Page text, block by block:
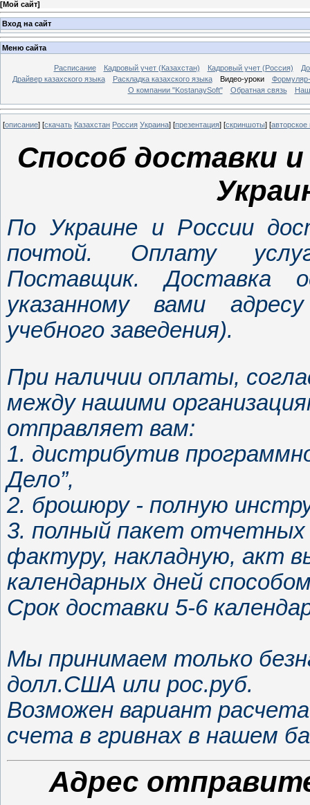
[Мой сайт]
Вход на сайт
Меню сайта
Расписание Кадровый учет (Казахстан) Кадровый учет (Россия)
Драйвер казахского языка
Раскладка казахского языка Видео-уроки
Формуляр-
О компании "KostanaySoft"
Обратная связь
[описание] [скачать Казахстан Россия Украина] [презентация] [скриншоты] [авторское
Способ доставки
По Украине и России
почтой. Оплату
Поставщик. Доставка
указанному вами
учебного заведения).
При наличии оплаты,
между нашими
отправляет вам:
1. дистрибутив
Дело”,
2. брошюру - полную
3. полный пакет отчетных
фактуру, накладную, акт
календарных дней
Срок доставки 5-6
Мы принимаем только
долл.США или рос.руб.
Возможен вариант
счета в гривнах в нашем
Адрес